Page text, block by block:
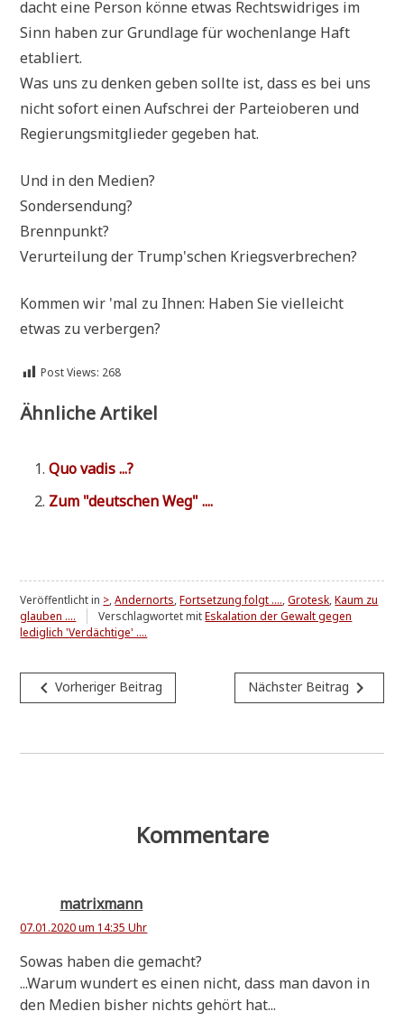
dacht eine Per­son kön­ne etwas Rechts­wid­ri­ges im
Sinn haben zur Grund­la­ge für wochen­lan­ge Haft
etabliert.
Was uns zu den­ken geben soll­te ist, dass es bei uns
nicht sofort einen Auf­schrei der Par­tei­obe­ren und
Regie­rungs­mit­glie­der gege­ben hat.
Und in den Medien?
Sondersendung?
Brennpunkt?
Ver­ur­tei­lung der Trump'schen Kriegsverbrechen?
Kom­men wir 'mal zu Ihnen: Haben Sie viel­leicht
etwas zu verbergen?
Post Views: 268
Ähnliche Artikel
Quo vadis ...?
Zum "deut­schen Weg" ....
Veröffentlicht in >,Andernorts,Fortsetzung folgt ....,Grotesk,Kaum zu
glauben ....
Verschlagwortet mitEskalation der Gewalt gegen
lediglich 'Verdächtige' ....
Beitragsnavigation
navigate_beforeVorheriger Beitrag Nächster Beitrag navigate_next
Kommentare
matrixmann
07.01.2020 um 14:35 Uhr
Sowas haben die gemacht?
...War­um wun­dert es einen nicht, dass man davon in
den Medi­en bis­her nichts gehört hat...